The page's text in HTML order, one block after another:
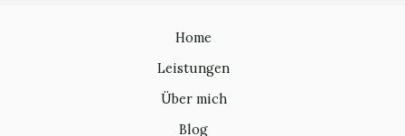
Home
Leistungen
Über mich
Blog